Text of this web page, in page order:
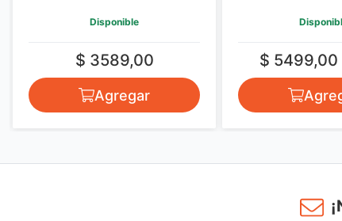
Disponible
$ 3589,00
Agregar
$ 5499,00